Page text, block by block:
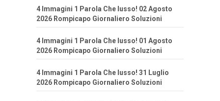
4 Immagini 1 Parola Che lusso! 02 Agosto
2026 Rompicapo Giornaliero Soluzioni
4 Immagini 1 Parola Che lusso! 01 Agosto
2026 Rompicapo Giornaliero Soluzioni
4 Immagini 1 Parola Che lusso! 31 Luglio
2026 Rompicapo Giornaliero Soluzioni